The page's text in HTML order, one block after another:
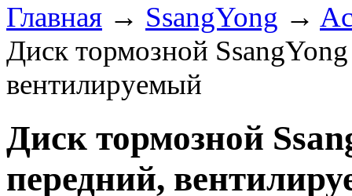
Главная → SsangYong →
Диск тормозной
вентилируемый
Диск тормозной
передний,